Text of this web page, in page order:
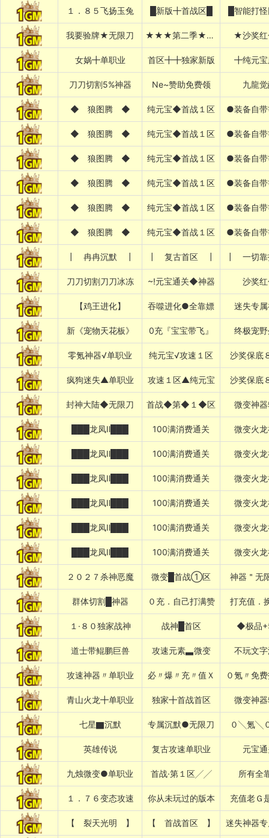
１．８５飞扬玉兔 █新版╋首战区█ █智能打
我要验牌★无限刀 ★★★第二季★★★ ★沙奖
女娲╋单职业 首区╋╋独家新版 ╋纯元
刀刀切割5%神器 Ne~赞助免费领 九龍
◆ 狼图腾 ◆ 纯元宝◆首战１区 ●装备自
◆ 狼图腾 ◆ 纯元宝◆首战１区 ●装备自
◆ 狼图腾 ◆ 纯元宝◆首战１区 ●装备自
◆ 狼图腾 ◆ 纯元宝◆首战１区 ●装备自
◆ 狼图腾 ◆ 纯元宝◆首战１区 ●装备自
◆ 狼图腾 ◆ 纯元宝◆首战１区 ●装备自
┃ 冉冉沉默 ┃ ┃ 复古首区 ┃ ┃ 一切
刀刀切割刀刀冰冻 ~!元宝通关◆神器 沙奖
【鸡王进化】 吞噬进化●全靠嫖 迷失专
新《宠物天花板》 0充『宝宝带飞』 终极宠
零氪神器√单职业 纯元宝√攻速１区 沙奖保底
疯狗迷失▲单职业 攻速１区▲纯元宝 沙奖保底
封神大陆◆无限刀 首战◆第◆１◆区 微变神
███龙凤Ⅱ███ 100满消费通关 微变火
███龙凤Ⅱ███ 100满消费通关 微变火
███龙凤Ⅱ███ 100满消费通关 微变火
███龙凤Ⅱ███ 100满消费通关 微变火
███龙凤Ⅱ███ 100满消费通关 微变火
███龙凤Ⅱ███ 100满消费通关 微变火
２０２７杀神恶魔 微变█首战①区 神器＂无
群体切割█神器 ０充．自己打满赞 打充值．
１·８０独家战神 战神█首区 ◆极品
道士带鲲鹏巨兽 攻速元素▃微变 不玩文
攻速神器〃单职业 必〃爆〃充〃值Ｘ ０氪〃免
青山火龙╋单职业 独家╋首战首区 微变神
七星▇沉默 专属沉默●无限刀 ０╲氪╲
英雄传说 复古攻速单职业 元宝
九烛微变●单职业 首战·第１区╱╱ 所有全
１．７６变态攻速 你从未玩过的版本 充值老Ｇ
【 裂天光明 】 【 首战首区 】 迷失神器